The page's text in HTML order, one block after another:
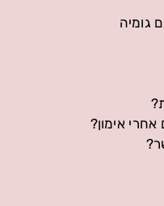
גומיה
אימון?